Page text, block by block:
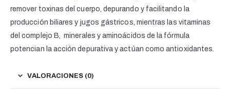
remover toxinas del cuerpo, depurando y facilitando la
producción biliares y jugos gástricos, mientras las vitaminas
del complejo B, minerales y aminoácidos de la fórmula
potencian la acción depurativa y actúan como antioxidantes.
VALORACIONES (0)